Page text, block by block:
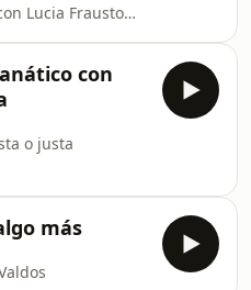
Lucia Frausto
con
o justa
más